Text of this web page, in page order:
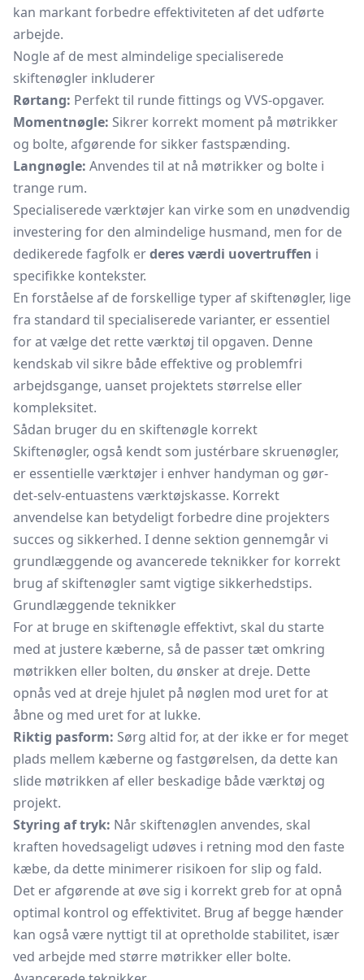
kan markant forbedre effektiviteten af det udførte
arbejde.
Nogle af de mest almindelige specialiserede
skiftenøgler inkluderer
Rørtang: Perfekt til runde fittings og VVS-opgaver.
Momentnøgle: Sikrer korrekt moment på møtrikker
og bolte, afgørende for sikker fastspænding.
Langnøgle: Anvendes til at nå møtrikker og bolte i
trange rum.
Specialiserede værktøjer kan virke som en unødvendig
investering for den almindelige husmand, men for de
dedikerede fagfolk erderes værdi uovertruffen i
specifikke kontekster.
En forståelse af de forskellige typer af skiftenøgler, lige
fra standard til specialiserede varianter, er essentiel
for at vælge det rette værktøj til opgaven. Denne
kendskab vil sikre både effektive og problemfri
arbejdsgange, uanset projektets størrelse eller
kompleksitet.
Sådan bruger du en skiftenøgle korrekt
Skiftenøgler, også kendt som justérbare skruenøgler,
er essentielle værktøjer i enhver handyman og gør-
det-selv-entuastens værktøjskasse. Korrekt
anvendelse kan betydeligt forbedre dine projekters
succes og sikkerhed. I denne sektion gennemgår vi
grundlæggende og avancerede teknikker for korrekt
brug af skiftenøgler samt vigtige sikkerhedstips.
Grundlæggende teknikker
For at bruge en skiftenøgle effektivt, skal du starte
med at justere kæberne, så de passer tæt omkring
møtrikken eller bolten, du ønsker at dreje. Dette
opnås ved at dreje hjulet på nøglen mod uret for at
åbne og med uret for at lukke.
Riktig pasform: Sørg altid for, at der ikke er for meget
plads mellem kæberne og fastgørelsen, da dette kan
slide møtrikken af eller beskadige både værktøj og
projekt.
Styring af tryk: Når skiftenøglen anvendes, skal
kraften hovedsageligt udøves i retning mod den faste
kæbe, da dette minimerer risikoen for slip og fald.
Det er afgørende at øve sig i korrekt greb for at opnå
optimal kontrol og effektivitet. Brug af begge hænder
kan også være nyttigt til at opretholde stabilitet, især
ved arbejde med større møtrikker eller bolte.